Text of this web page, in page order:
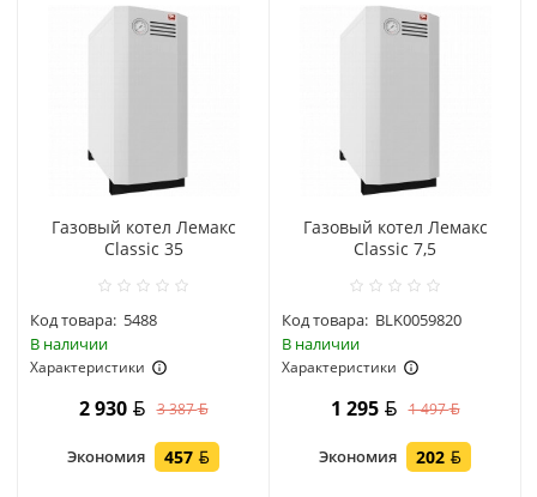
Газовый котел Лемакс
Classic 35
Код товара: 5488
В наличии
Характеристики
2 930 3 387
Экономия 457
Газовый котел Лемакс
Classic 7,5
Код товара: BLK0059820
В наличии
Характеристики
1 295 1 497
Экономия 202